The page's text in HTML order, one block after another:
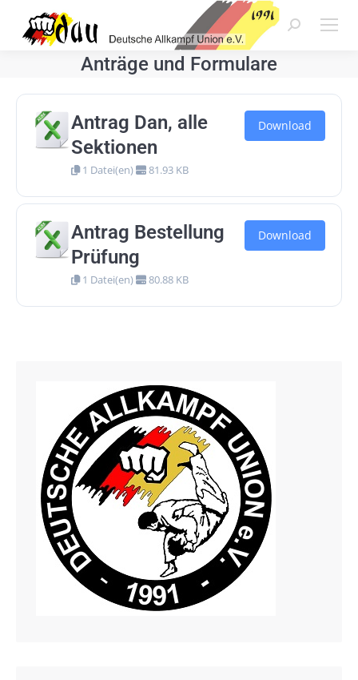
Search:
Anträge und Formulare
Antrag Dan, alle
Sektionen
1 Datei(en) 81.93 KB
Download
Antrag Bestellung
Prüfung
1 Datei(en) 80.88 KB
Download